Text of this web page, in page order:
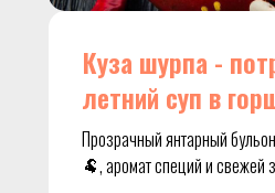
Куза шурпа -
летний суп в
Прозрачный янтарный
🐏, аромат специй и свежей